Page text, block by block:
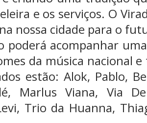
e os serviços. O
nossa cidade para o
poderá acompanhar
da música nacional
estão: Alok, Pablo,
Marlus Viana, Via
Trio da Huanna,